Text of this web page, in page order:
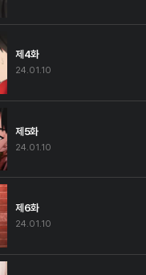
제4화
24.01.10
제5화
24.01.10
제6화
24.01.10